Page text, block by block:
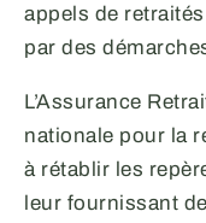
appels de
par des
L’Assurance
nationale pour la
à rétablir les
leur fournissant